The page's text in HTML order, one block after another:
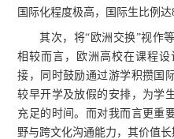
国际化程度极高，国际生比例达
其次，将“欧洲交换”视作
相较而言，欧洲高校在课程
接，同时鼓励通过游学积攒国
较早开学及放假的安排，为学
充足的时间。而对我而言更重
野与跨文化沟通能力，其价值长